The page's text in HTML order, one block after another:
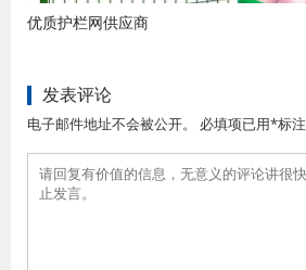
优质护栏网供应商
发表评论
电子邮件地址不会被公开。 必填项已用*标注